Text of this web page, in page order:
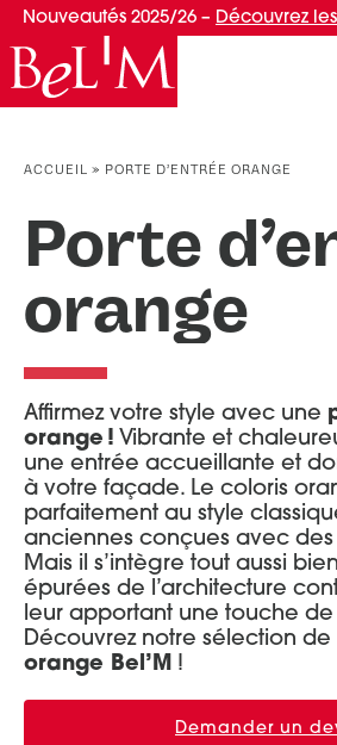
Nouveautés 2025/26 – Découvrez
Portes d’entrée
Portes d’entrée grand trafic
Portes d’entrée classiques
Portes d’entrée vitrées
Portes d'entrée pleines
PAR MATÉRIAU
Portes d’entrée Aluminium
Portes d’entrée Acier
Portes d’entrée Mixte Bois / Alu
Marquises
Témoignages clients
Une entrée sur mesure
RÉUSSIR MON PROJET
Conseils de pro
Normes & fiscalité
VIVRE AVEC SA PORTE
Entretien et réglages
ACCUEIL » PORTE D’ENTRÉE ORANGE
Porte
orange
Affirmez votre style avec une
orange ! Vibrante et
une entrée accueillante et
à votre façade. Le coloris
parfaitement au style
anciennes conçues avec des
Mais il s’intègre tout aussi
épurées de l’architecture
leur apportant une touche de
Découvrez notre sélection de
orange Bel’M !
Demander un
Afficher plus de
appliquer les filtres
Réinitialiser les